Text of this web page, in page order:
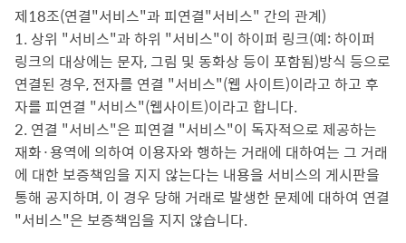
제18조(연결"서비스"과 피연결"서비스" 간의 관계)
1. 상위 "서비스"과 하위 "서비스"이 하이퍼 링크(예: 하이퍼
링크의 대상에는 문자, 그림 및 동화상 등이 포함됨)방식 등으로
연결된 경우, 전자를 연결 "서비스"(웹 사이트)이라고 하고 후
자를 피연결 "서비스"(웹사이트)이라고 합니다.
2. 연결 "서비스"은 피연결 "서비스"이 독자적으로 제공하는
재화·용역에 의하여 이용자와 행하는 거래에 대하여는 그 거래
에 대한 보증책임을 지지 않는다는 내용을 서비스의 게시판을
통해 공지하며, 이 경우 당해 거래로 발생한 문제에 대하여 연결
"서비스"은 보증책임을 지지 않습니다.